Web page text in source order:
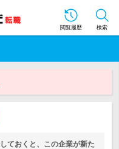
閲覧履歴 検索
ておくと、この企業が新た